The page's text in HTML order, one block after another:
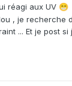
d'avantage
membre du
réagi aux UV 😁
, je recherche
... Et je post